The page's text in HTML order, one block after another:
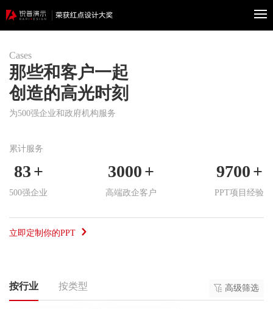
首
业
服
400-
601-
Cases
那些和客户一起
创造的高光时刻
为500强企业和政府机构服务
累计服务
83+
500强企业
3000+
高端政企客户
9700+
PPT项目经验
立即定制你的PPT
按行业 按类型 高级筛选